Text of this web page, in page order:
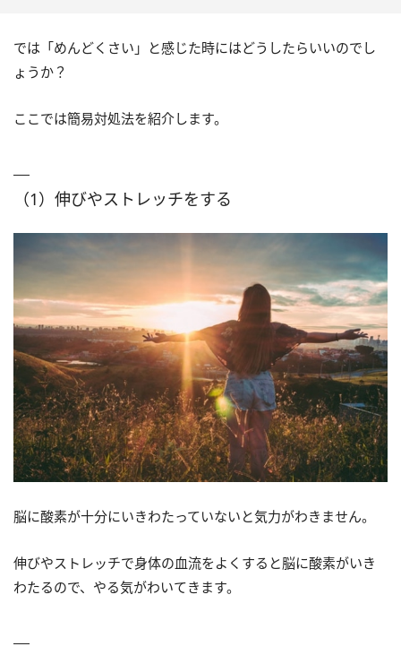
では「めんどくさい」と感じた時にはどうしたらいいのでし
ょうか？
ここでは簡易対処法を紹介します。
（1）伸びやストレッチをする
脳に酸素が十分にいきわたっていないと気力がわきません。
伸びやストレッチで身体の血流をよくすると脳に酸素がいき
わたるので、やる気がわいてきます。